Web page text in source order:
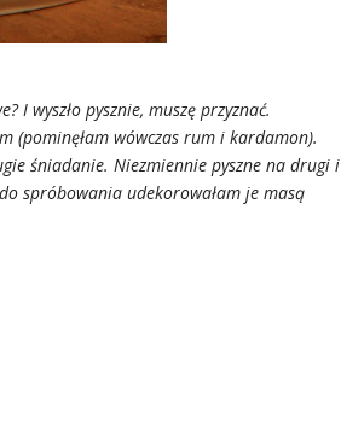
I wyszło pysznie, muszę przyznać.
(pominęłam wówczas rum i kardamon).
śniadanie. Niezmiennie pyszne na drugi i
spróbowania udekorowałam je masą